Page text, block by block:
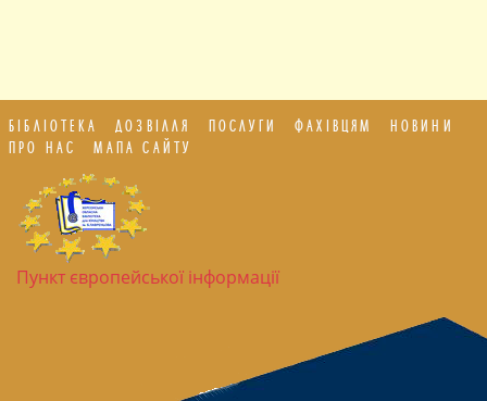
БІБЛІОТЕКА ДОЗВІЛЛЯ ПОСЛУГИ ФАХІВЦЯМ
НОВИНИ
ПРО НАС
МАПА САЙТУ
Пункт європейської інформації